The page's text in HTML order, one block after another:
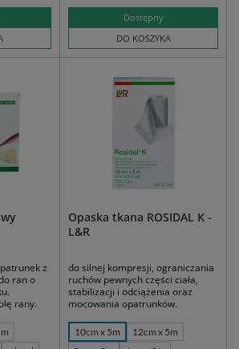
Dostępny
DO KOSZYKA
z
ran o
rany.
Opaska tkana ROSIDAL K -
L&R
do silnej kompresji, ograniczania
ruchów pewnych części ciała,
stabilizacji i odciążenia oraz
mocowania opatrunków.
10cm x 5m
12cm x 5m